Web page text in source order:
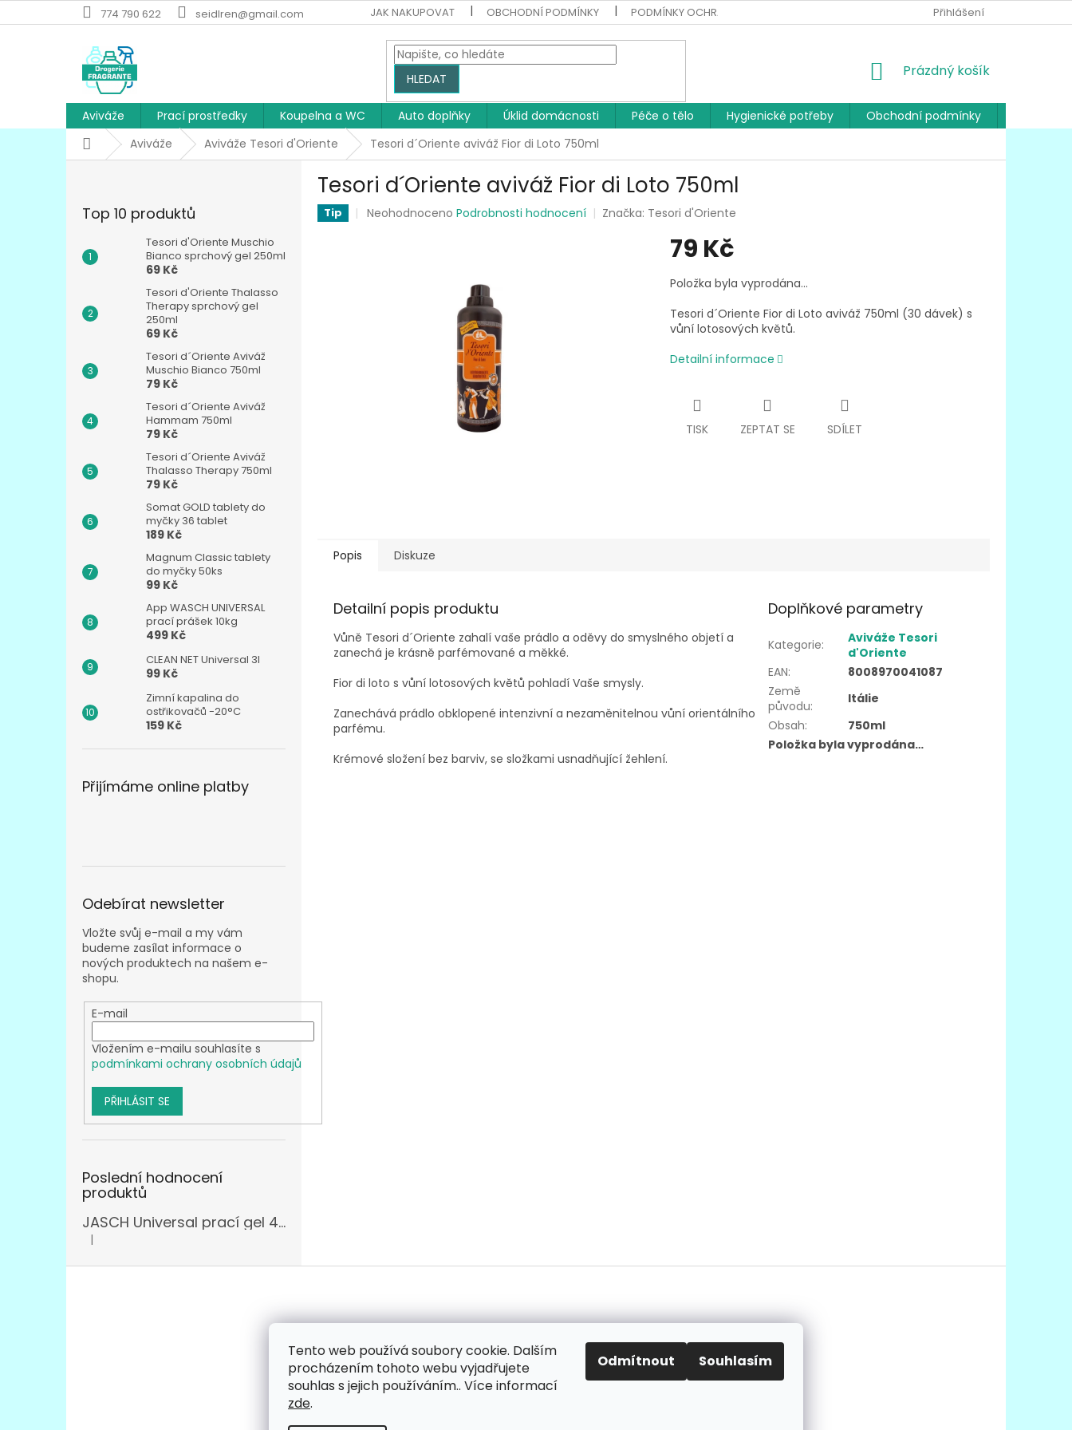
Tento web používá soubory cookie. Dalším
procházením tohoto webu vyjadřujete
souhlas s jejich používáním.. Více informací
zde.
Odmítnout Souhlasím
na
774 790 622 seidlren@gmail.com JAK NAKUPOVAT OBCHODNÍ PODMÍNKY PODMÍNKY OCHRANY OSOBNÍCH ÚDAJŮ Přihlášení
HLEDAT
NÁKUPNÍ
Prázdný košík
Aviváže Prací prostředky Koupelna a WC Auto doplňky Úklid domácnosti Péče o tělo Hygienické potřeby Obchodní podmínky
DomůAviváže Aviváže Tesori d'Oriente Tesori d´Oriente aviváž Fior di Loto 750ml
Top 10 produktů
Tesori d'Oriente Muschio
Bianco sprchový gel 250ml
69 Kč
Tesori d'Oriente Thalasso
Therapy sprchový gel
250ml
69 Kč
Tesori d´Oriente Aviváž
Muschio Bianco 750ml
79 Kč
Tesori d´Oriente Aviváž
Hammam 750ml
79 Kč
Tesori d´Oriente Aviváž
Thalasso Therapy 750ml
79 Kč
Somat GOLD tablety do
myčky 36 tablet
189 Kč
Magnum Classic tablety
do myčky 50ks
99 Kč
App WASCH UNIVERSAL
prací prášek 10kg
499 Kč
CLEAN NET Universal 3l
99 Kč
Zimní kapalina do
ostřikovačů -20°C
159 Kč
Přijímáme online platby
Odebírat newsletter
Vložte svůj e-mail a my vám
budeme zasílat informace o
nových produktech na našem e-
shopu.
E-mail
Vložením e-mailu souhlasíte s
podmínkami ochrany osobních údajů
PŘIHLÁSIT SE
Poslední hodnocení
produktů
JASCH Universal prací gel 4,305l
Hodnocení produktu je 3 z 5 hvězdiček.
|
Tesori d´Oriente aviváž Fior di Loto 750ml
Tip
Průměrné
Neohodnoceno Podrobnosti hodnocení Značka: Tesori d'Oriente
79 Kč
Měrná
cena:
Položka byla vyprodána…
Tesori d´Oriente Fior di Loto aviváž 750ml (30 dávek) s
vůní lotosových květů.
Detailní informace
TISK ZEPTAT SE SDÍLET
Popis Diskuze
Detailní popis produktu
Vůně Tesori d´Oriente zahalí vaše prádlo a oděvy do smyslného objetí a
zanechá je krásně parfémované a měkké.
Fior di loto s vůní lotosových květů pohladí Vaše smysly.
Zanechává prádlo obklopené intenzivní a nezaměnitelnou vůní orientálního
parfému.
Krémové složení bez barviv, se složkami usnadňující žehlení.
Doplňkové parametry
Kategorie:
Aviváže Tesori
d'Oriente
EAN:
8008970041087
Země
původu:
Itálie
Obsah:
750ml
Položka byla vyprodána…
Facebook